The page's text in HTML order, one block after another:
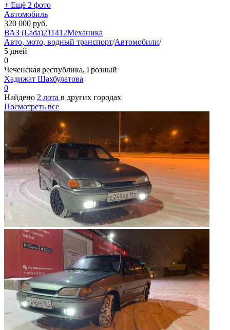
+ Ещё 2 фото
Автомобиль
320 000 руб.
ВАЗ (Lada)211412Механика
Авто, мото, водный транспорт/Автомобили/
5 дней
0
Чеченская республика, Грозный
Хадижат Шахбулатова
0
Найдено 2 лота в других городах
Посмотреть все